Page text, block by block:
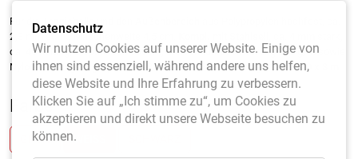
Für die Tennishalle
2,3 mm stark, Maschenweite 4,5 cm.
ca.
40 mlang, 2 Spannschlössern, Bleischnurbeschwerung200 g/m sowie
Nylon-Führungsringe, je Meter 3 Stück am Netz befestigt. Größe 40 x 3 m
Farbe*
GRÜN WEISS
Datenschutz
Wir nutzen Cookies auf unserer Website. Einige von
ihnen sind essenziell, während andere uns helfen,
diese Website und Ihre Erfahrung zu verbessern.
Klicken Sie auf „Ich stimme zu“, um Cookies zu
akzeptieren und direkt unsere Webseite besuchen zu
können.